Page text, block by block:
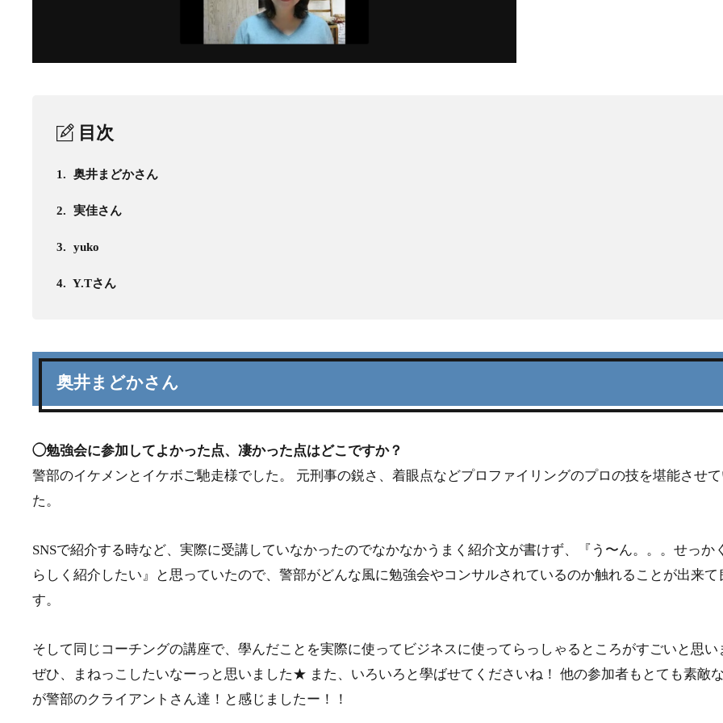
目次
1. 奥井まどかさん
2. 実佳さん
3. yuko
4. Y.Tさん
奥井まどかさん
◯勉強会に参加してよかった点、凄かった点はどこですか？
警部のイケメンとイケボご馳走様でした。 元刑事の鋭さ、着眼点などプロファイリングのプロの技を堪能させ
た。
SNSで紹介する時など、実際に受講していなかったのでなかなかうまく紹介文が書けず、『う〜ん。。。せっか
らしく紹介したい』と思っていたので、警部がどんな風に勉強会やコンサルされているのか触れることが出来て
す。
そして同じコーチングの講座で、學んだことを実際に使ってビジネスに使ってらっしゃるところがすごいと思い
ぜひ、まねっこしたいなーっと思いました★ また、いろいろと學ばせてくださいね！ 他の参加者もとても素敵
が警部のクライアントさん達！と感じましたー！！